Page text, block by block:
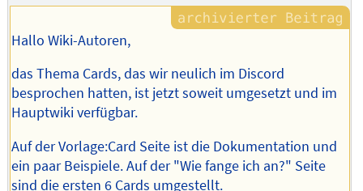
Hallo Wiki-Autoren,
das Thema Cards, das wir neulich im Discord
besprochen hatten, ist jetzt soweit umgesetzt und im
Hauptwiki verfügbar.
Auf der Vorlage:Card Seite ist die Dokumentation und
ein paar Beispiele. Auf der "Wie fange ich an?" Seite
sind die ersten 6 Cards umgestellt.